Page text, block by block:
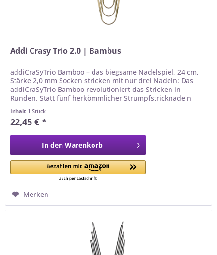
Addi Crasy Trio 2.0 | Bambus
addiCraSyTrio Bamboo – das biegsame Nadelspiel, 24 cm,
Stärke 2,0 mm Socken stricken mit nur drei Nadeln: Das
addiCraSyTrio Bamboo revolutioniert das Stricken in
Runden. Statt fünf herkömmlicher Strumpfstricknadeln
Maschen werden bequem auf zwei Nadeln verteilt und mit
der dritten abgestrickt. Das bedeutet: nur zwei...
Inhalt 1 Stück
22,45 € *
In den Warenkorb
Merken